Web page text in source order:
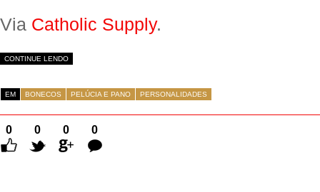
Via Catholic Supply.
CONTINUE LENDO
EM BONECOS PELÚCIA E PANO PERSONALIDADES
0 0 0
0
Comentários